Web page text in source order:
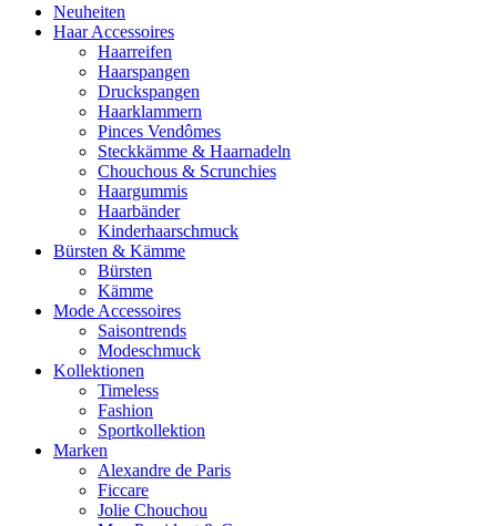
Neuheiten
Haar Accessoires
Haarreifen
Haarspangen
Druckspangen
Haarklammern
Pinces Vendômes
Steckkämme & Haarnadeln
Chouchous & Scrunchies
Haargummis
Haarbänder
Kinderhaarschmuck
Bürsten & Kämme
Bürsten
Kämme
Mode Accessoires
Saisontrends
Modeschmuck
Kollektionen
Timeless
Fashion
Sportkollektion
Marken
Alexandre de Paris
Ficcare
Jolie Chouchou